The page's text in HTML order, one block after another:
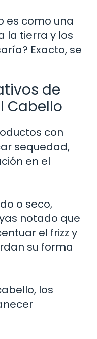
es como una
la tierra y los
Exacto, se
de
Cabello
con
sequedad,
en el
o seco,
notado que
el frizz y
su forma
los